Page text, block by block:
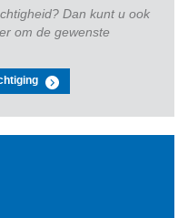
Dan kunt u ook
om de gewenste